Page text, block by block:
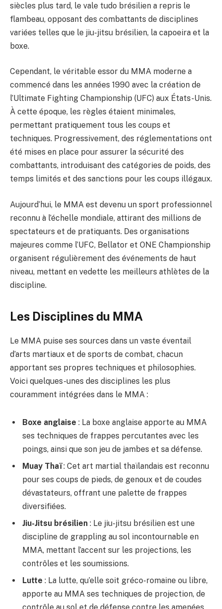
siècles plus tard, le vale tudo brésilien a repris le
flambeau, opposant des combattants de disciplines
variées telles que le jiu-jitsu brésilien, la capoeira et la
boxe.
Cependant, le véritable essor du MMA moderne a
commencé dans les années 1990 avec la création de
l’Ultimate Fighting Championship (UFC) aux États-Unis.
À cette époque, les règles étaient minimales,
permettant pratiquement tous les coups et
techniques. Progressivement, des réglementations ont
été mises en place pour assurer la sécurité des
combattants, introduisant des catégories de poids, des
temps limités et des sanctions pour les coups illégaux.
Aujourd’hui, le MMA est devenu un sport professionnel
reconnu à l’échelle mondiale, attirant des millions de
spectateurs et de pratiquants. Des organisations
majeures comme l’UFC, Bellator et ONE Championship
organisent régulièrement des événements de haut
niveau, mettant en vedette les meilleurs athlètes de la
discipline.
Les Disciplines du MMA
Le MMA puise ses sources dans un vaste éventail
d’arts martiaux et de sports de combat, chacun
apportant ses propres techniques et philosophies.
Voici quelques-unes des disciplines les plus
couramment intégrées dans le MMA :
Boxe anglaise : La boxe anglaise apporte au MMA
ses techniques de frappes percutantes avec les
poings, ainsi que son jeu de jambes et sa défense.
Muay Thaï: Cet art martial thaïlandais est reconnu
pour ses coups de pieds, de genoux et de coudes
dévastateurs, offrant une palette de frappes
diversifiées.
Jiu-Jitsu brésilien : Le jiu-jitsu brésilien est une
discipline de grappling au sol incontournable en
MMA, mettant l’accent sur les projections, les
contrôles et les soumissions.
Lutte : La lutte, qu’elle soit gréco-romaine ou libre,
apporte au MMA ses techniques de projection, de